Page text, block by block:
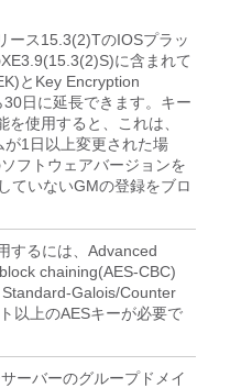
ース15.3(2)TのIOSプラッ
に含まれて
とKey Encryption
日に延長できます。キー
使用すると、これは、
1日以上変更された場
フトウェアバージョンを
ていないGMの登録をブロ
するには、Advanced
chaining(AES-CBC)
Galois/Counter
以上のAESキーが必要で
ーバーのグループドメイ